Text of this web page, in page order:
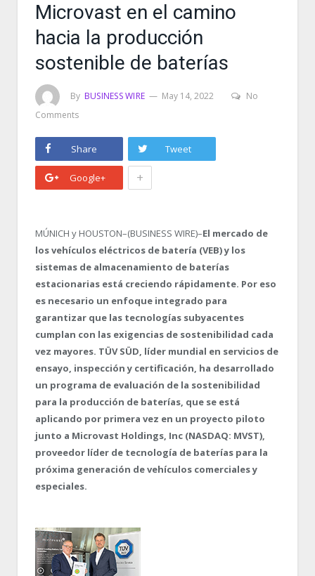
Microvast en el camino
hacia la producción
sostenible de baterías
By BUSINESS WIRE May 14, 2022
No
Comments
Share Tweet
Google+ +
MÚNICH y HOUSTON–(BUSINESS WIRE)–El mercado de
los vehículos eléctricos de batería (VEB) y los
sistemas de almacenamiento de baterías
estacionarias está creciendo rápidamente. Por eso
es necesario un enfoque integrado para
garantizar que las tecnologías subyacentes
cumplan con las exigencias de sostenibilidad cada
vez mayores. TÜV SÜD, líder mundial en servicios de
ensayo, inspección y certificación, ha desarrollado
un programa de evaluación de la sostenibilidad
para la producción de baterías, que se está
aplicando por primera vez en un proyecto piloto
junto a Microvast Holdings, Inc (NASDAQ: MVST),
proveedor líder de tecnología de baterías para la
próxima generación de vehículos comerciales y
especiales.